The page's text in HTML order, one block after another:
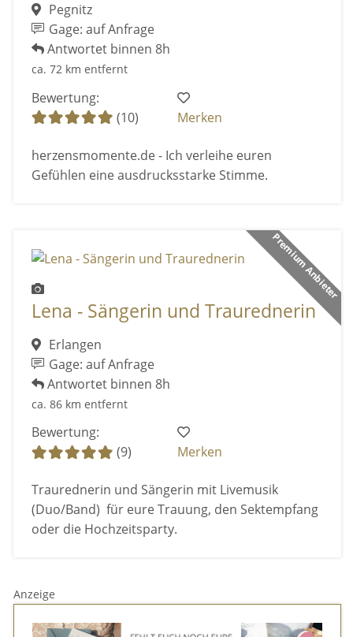
Pegnitz
Gage: auf Anfrage
Antwortet binnen 8h
ca. 72 km entfernt
Bewertung:
(10)
Merken
herzensmomente.de - Ich verleihe euren
Gefühlen eine ausdrucksstarke Stimme.
Premium Anbieter
Lena - Sängerin und Traurednerin
Erlangen
Gage: auf Anfrage
Antwortet binnen 8h
ca. 86 km entfernt
Bewertung:
(9)
Merken
Traurednerin und Sängerin mit Livemusik
(Duo/Band) für eure Trauung, den Sektempfang
oder die Hochzeitsparty.
Anzeige